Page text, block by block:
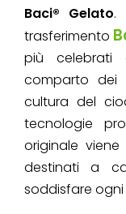
Baci® Gelato.
trasferimento
più celebrati
comparto dei
cultura del
tecnologie
originale
destinati a
soddisfare